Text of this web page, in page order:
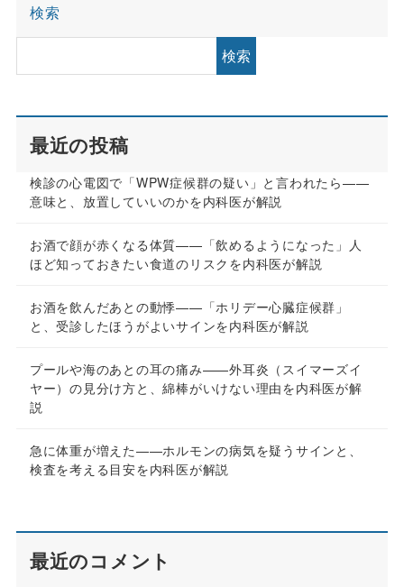
検索
検索
最近の投稿
検診の心電図で「WPW症候群の疑い」と言われたら——
意味と、放置していいのかを内科医が解説
お酒で顔が赤くなる体質——「飲めるようになった」人
ほど知っておきたい食道のリスクを内科医が解説
お酒を飲んだあとの動悸——「ホリデー心臓症候群」
と、受診したほうがよいサインを内科医が解説
プールや海のあとの耳の痛み——外耳炎（スイマーズイ
ヤー）の見分け方と、綿棒がいけない理由を内科医が解
説
急に体重が増えた——ホルモンの病気を疑うサインと、
検査を考える目安を内科医が解説
最近のコメント